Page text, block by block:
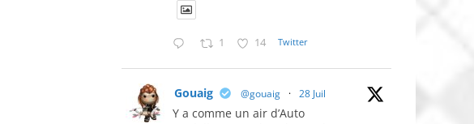
1 14 Twitter
Gouaig @gouaig · 28 Juil
Y a comme un air d’Auto